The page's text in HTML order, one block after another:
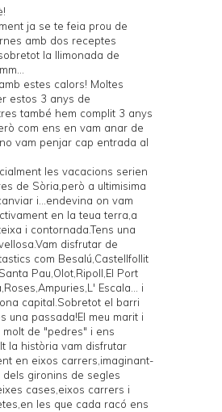
ja se te feia prou de
amb dos receptes
la llimonada de
estes calors! Moltes
estos 3 anys de
també hem complit 3 anys
com ens en vam anar de
vam penjar cap entrada al
les vacacions serien
de Sòria,però a ultimisima
i...endevina on vam
en la teua terra,a
i contornada.Tens una
disfrutar de
com Besalú,Castellfollit
Pau,Olot,Ripoll,El Port
Escala... i
capital.Sobretot el barri
una passada!El meu marit i
molt de "pedres" i ens
la història vam disfrutar
en eixos carrers,imaginant-
dels gironins de segles
cases,eixos carrers i
les que cada racó ens